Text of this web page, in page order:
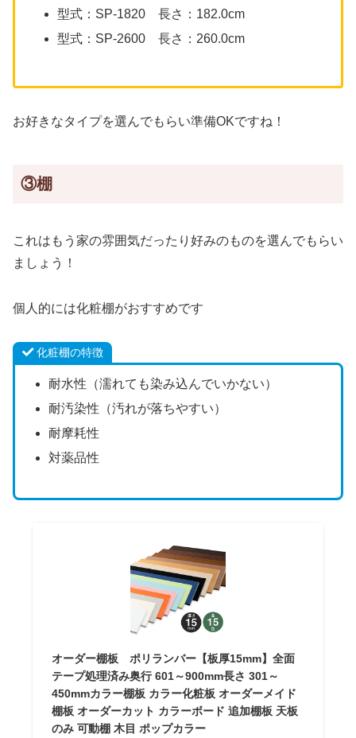
型式：SP-1820 長さ：182.0cm
型式：SP-2600 長さ：260.0cm
お好きなタイプを選んでもらい準備OKですね！
③棚
これはもう家の雰囲気だったり好みのものを選んでもらい
ましょう！
個人的には化粧棚がおすすめです
化粧棚の特徴
耐水性（濡れても染み込んでいかない）
耐汚染性（汚れが落ちやすい）
耐摩耗性
対薬品性
オーダー棚板 ポリランバー【板厚15mm】全面
テープ処理済み奥行 601～900mm長さ 301～
450mmカラー棚板 カラー化粧板 オーダーメイド
棚板 オーダーカット カラーボード 追加棚板 天板
のみ 可動棚 木目 ポップカラー